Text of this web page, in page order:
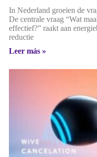
In Nederland groeien de
De centrale vraag “Wat
effectief?” raakt aan
reductie
Leer más »